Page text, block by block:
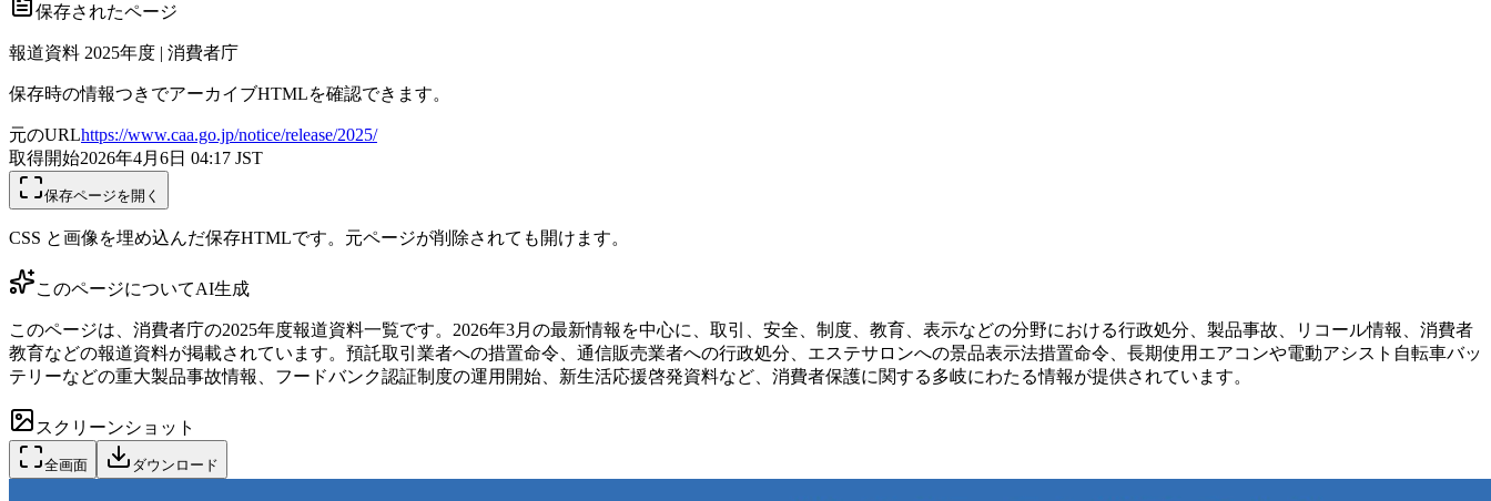
保存されたページ
報道資料 2025年度 | 消費者庁
保存時の情報つきでアーカイブHTMLを確認できます。
元のURLhttps://www.caa.go.jp/notice/release/2025/
取得開始2026年4月6日 04:17 JST
保存ページを開く
CSS と画像を埋め込んだ保存HTMLです。元ページが削除されても開けます。
このページについてAI生成
このページは、消費者庁の2025年度報道資料一覧です。2026年3月の最新情報を中心に、取引、安全、制度、教育、表示などの分野における行政処分、製品事故、リコール情報、消費者
教育などの報道資料が掲載されています。預託取引業者への措置命令、通信販売業者への行政処分、エステサロンへの景品表示法措置命令、長期使用エアコンや電動アシスト自転車バッ
テリーなどの重大製品事故情報、フードバンク認証制度の運用開始、新生活応援啓発資料など、消費者保護に関する多岐にわたる情報が提供されています。
スクリーンショット
全画面 ダウンロード